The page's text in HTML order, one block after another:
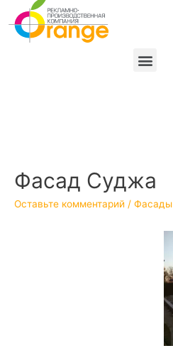
Фасад Суджа
Оставьте комментарий / Фасады